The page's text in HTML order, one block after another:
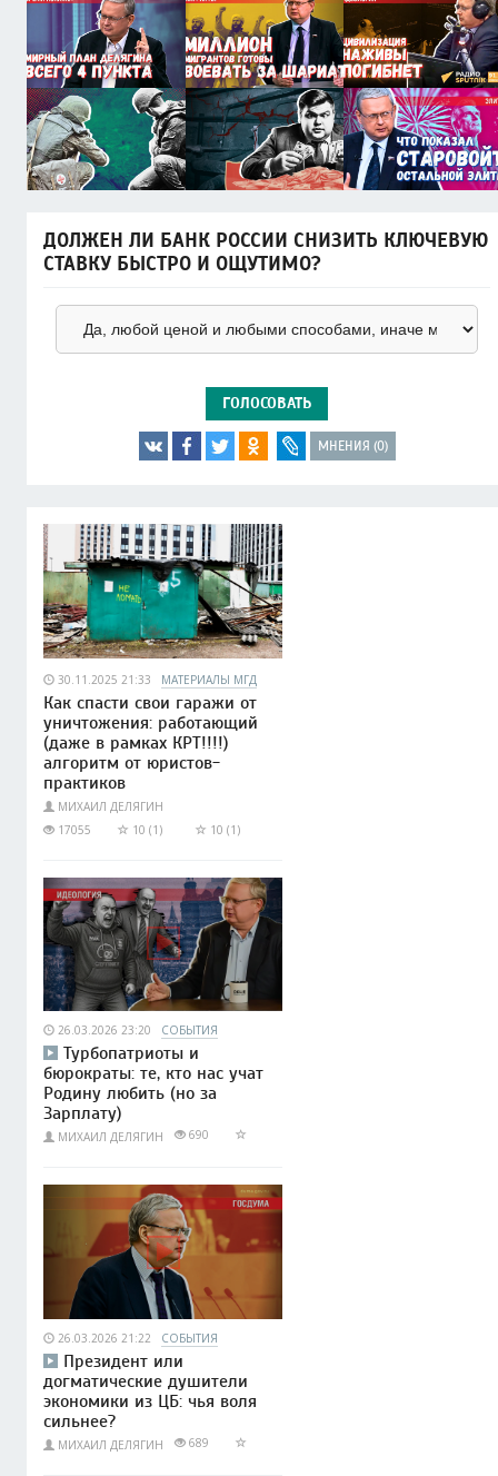
ДОЛЖЕН ЛИ БАНК РОССИИ СНИЗИТЬ КЛЮЧЕВУЮ
СТАВКУ БЫСТРО И ОЩУТИМО?
ГОЛОСОВАТЬ
МНЕНИЯ (0)
30.11.2025 21:33 МАТЕРИАЛЫ МГД
Как спасти свои гаражи от
уничтожения: работающий
(даже в рамках КРТ!!!!)
алгоритм от юристов-
практиков
МИХАИЛ ДЕЛЯГИН
17055
10 (1) 10 (1)
26.03.2026 23:20 СОБЫТИЯ
Турбопатриоты и
бюрократы: те, кто нас учат
Родину любить (но за
Зарплату)
МИХАИЛ ДЕЛЯГИН 690
26.03.2026 21:22 СОБЫТИЯ
Президент или
догматические душители
экономики из ЦБ: чья воля
сильнее?
МИХАИЛ ДЕЛЯГИН 689